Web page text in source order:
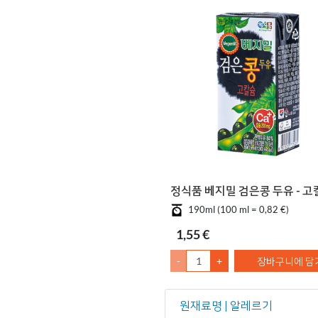
정식품 베지밀 검은콩 두유 - 고
190ml (100 ml = 0,82 €)
1,55 €
- + 장바구니에 담
원재료명 | 알레르기